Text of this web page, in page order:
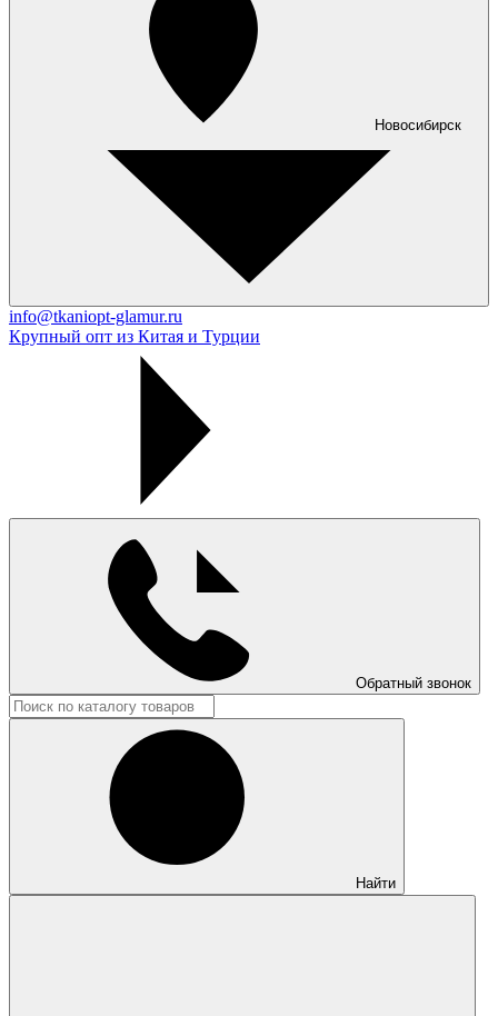
Новосибирск
info@tkaniopt-glamur.ru
Крупный опт из Китая и Турции
Обратный звонок
Найти